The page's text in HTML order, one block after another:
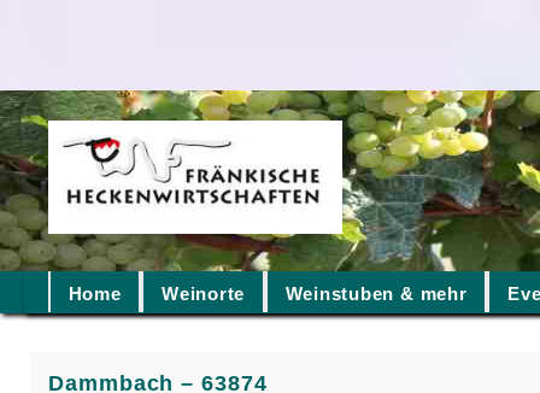
Home Weinorte Weinstuben & mehr
Dammbach – 63874